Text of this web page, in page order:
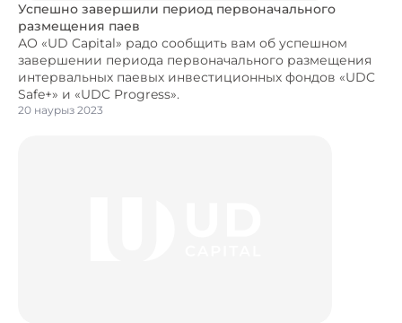
Успешно завершили период первоначального
размещения паев
АО «UD Capital» радо сообщить вам об успешном
завершении периода первоначального размещения
интервальных паевых инвестиционных фондов «UDC
Safe+» и «UDC Progress».
20 наурыз 2023